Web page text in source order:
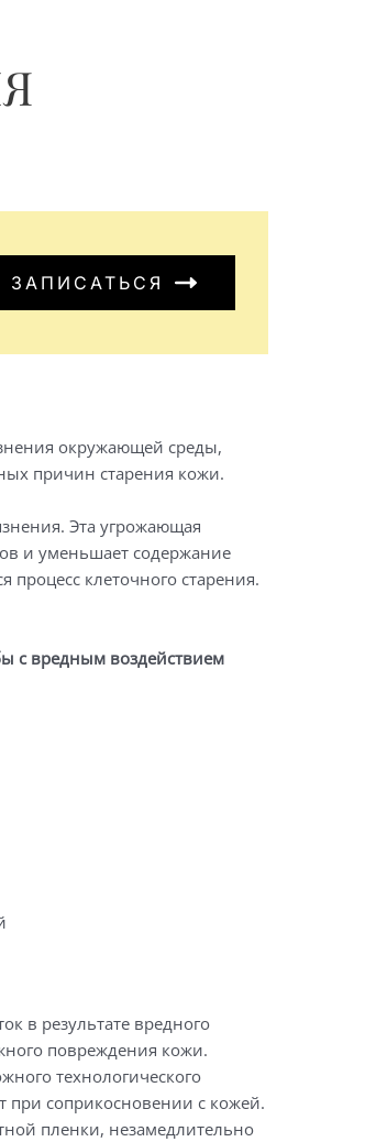
ЗАПИСАТЬСЯ
окружающей среды,
причин старения кожи.
Эта угрожающая
и уменьшает содержание
процесс клеточного старения.
с вредным воздействием
в результате вредного
повреждения кожи.
технологического
при соприкосновении с кожей.
пленки, незамедлительно